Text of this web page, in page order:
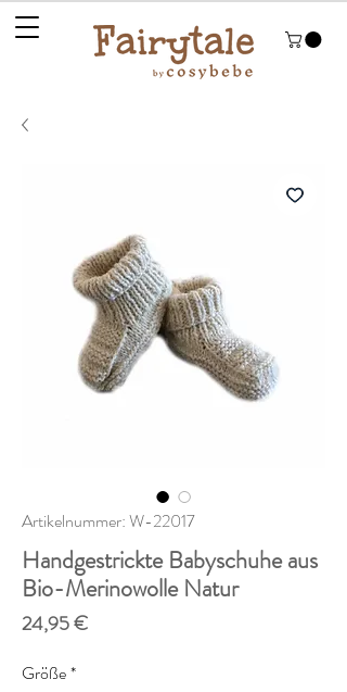
Artikelnummer: W-22017
Handgestrickte Babyschuhe aus
Bio-Merinowolle Natur
24,95 €Preis
Größe*